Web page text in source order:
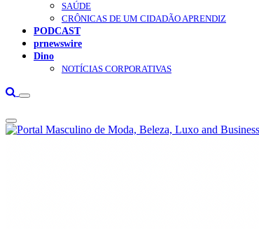
SAÚDE
CRÔNICAS DE UM CIDADÃO APRENDIZ
PODCAST
prnewswire
Dino
NOTÍCIAS CORPORATIVAS